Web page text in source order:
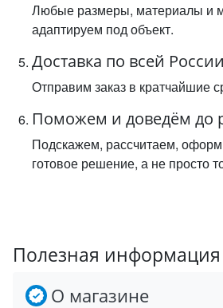
Любые размеры, материалы и
адаптируем под объект.
Доставка по всей России
Отправим заказ в кратчайшие
Поможем и доведём до
Подскажем, рассчитаем,
готовое решение, а не просто
Полезная информация
О магазине